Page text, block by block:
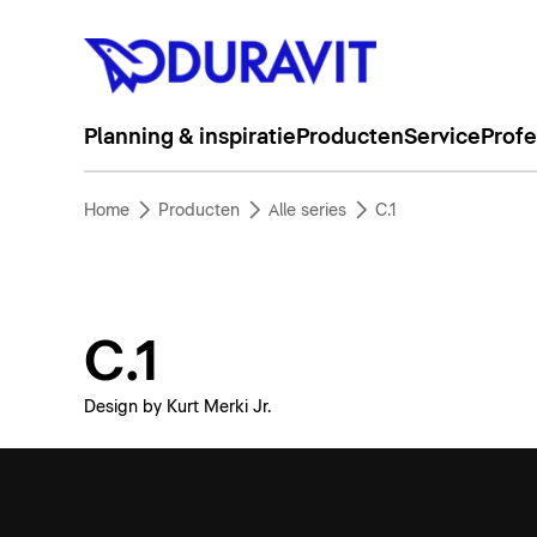
Planning & inspiratie ProductenService
Home Producten Alle series C.1
C.1
Design by Kurt Merki Jr.